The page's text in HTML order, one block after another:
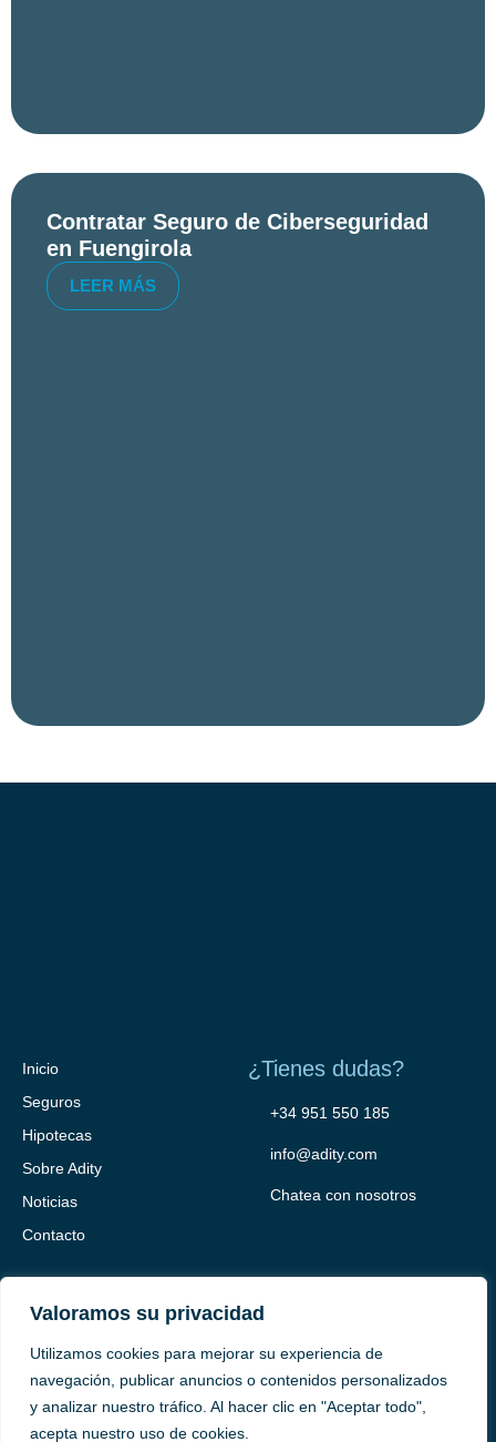
Valoramos su privacidad
Utilizamos cookies para mejorar su experiencia de
navegación, publicar anuncios o contenidos personalizados
y analizar nuestro tráfico. Al hacer clic en "Aceptar todo",
acepta nuestro uso de cookies.
Contratar Seguro de Ciberseguridad
en Fuengirola
LEER MÁS
Inicio
Seguros
Hipotecas
Sobre Adity
Noticias
Contacto
¿Tienes dudas?
+34 951 550 185
info@adity.com
Chatea con nosotros
Adity Seguros – Mapa del Sitio –